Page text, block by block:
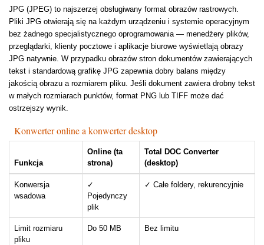
JPG (JPEG) to najszerzej obsługiwany format obrazów rastrowych.
Pliki JPG otwierają się na każdym urządzeniu i systemie operacyjnym
bez żadnego specjalistycznego oprogramowania — menedżery plików,
przeglądarki, klienty pocztowe i aplikacje biurowe wyświetlają obrazy
JPG natywnie. W przypadku obrazów stron dokumentów zawierających
tekst i standardową grafikę JPG zapewnia dobry balans między
jakością obrazu a rozmiarem pliku. Jeśli dokument zawiera drobny tekst
w małych rozmiarach punktów, format PNG lub TIFF może dać
ostrzejszy wynik.
Konwerter online a konwerter desktop
Funkcja
Online (ta
strona)
Total DOC Converter
(desktop)
Konwersja
wsadowa
✓
Pojedynczy
plik
✓ Całe foldery, rekurencyjnie
Limit rozmiaru
pliku
Do 50 MB Bez limitu